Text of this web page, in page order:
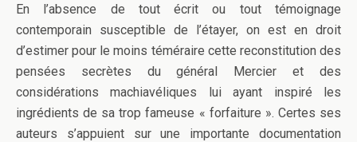
En l’absence de tout écrit ou tout témoignage
contemporain susceptible de l’étayer, on est en droit
d’estimer pour le moins téméraire cette reconstitution des
pensées secrètes du général Mercier et des
considérations machiavéliques lui ayant inspiré les
ingrédients de sa trop fameuse « forfaiture ». Certes ses
auteurs s’appuient sur une importante documentation